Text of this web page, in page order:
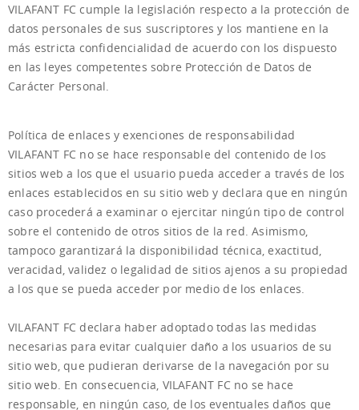
VILAFANT FC cumple la legislación respecto a la protección de
datos personales de sus suscriptores y los mantiene en la
más estricta confidencialidad de acuerdo con los dispuesto
en las leyes competentes sobre Protección de Datos de
Carácter Personal.
Política de enlaces y exenciones de responsabilidad
VILAFANT FC no se hace responsable del contenido de los
sitios web a los que el usuario pueda acceder a través de los
enlaces establecidos en su sitio web y declara que en ningún
caso procederá a examinar o ejercitar ningún tipo de control
sobre el contenido de otros sitios de la red. Asimismo,
tampoco garantizará la disponibilidad técnica, exactitud,
veracidad, validez o legalidad de sitios ajenos a su propiedad
a los que se pueda acceder por medio de los enlaces.
VILAFANT FC declara haber adoptado todas las medidas
necesarias para evitar cualquier daño a los usuarios de su
sitio web, que pudieran derivarse de la navegación por su
sitio web. En consecuencia, VILAFANT FC no se hace
responsable, en ningún caso, de los eventuales daños que